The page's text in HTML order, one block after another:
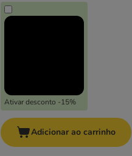
Ativar desconto -15%
Adicionar ao carrinho